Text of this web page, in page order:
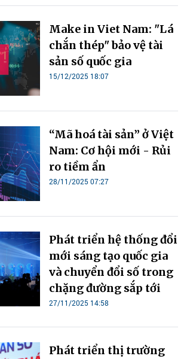
Make in Viet Nam: "Lá
chắn thép" bảo vệ tài
sản số quốc gia
15/12/2025 18:07
“Mã hoá tài sản” ở Việt
Nam: Cơ hội mới - Rủi
ro tiềm ẩn
28/11/2025 07:27
Phát triển hệ thống đổi
mới sáng tạo quốc gia
và chuyển đổi số ‎trong
chặng đường sắp tới
27/11/2025 14:58
Phát triển thị trường